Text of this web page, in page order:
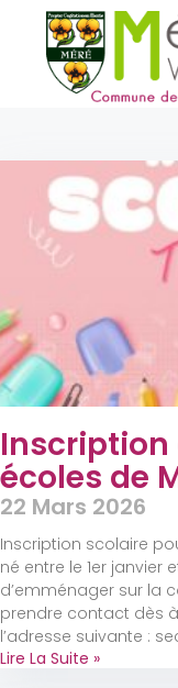
Inscription
écoles de
22 Mars 2026
Inscription scolaire
né entre le 1er janvier
d’emménager sur la
prendre contact dès
l’adresse suivante :
Lire La Suite »